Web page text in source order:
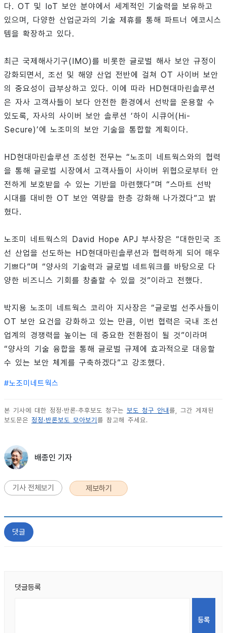
다. OT 및 IoT 보안 분야에서 세계적인 기술력을 보유하고
있으며, 다양한 산업군과의 기술 제휴를 통해 파트너 에코시스
템을 확장하고 있다.
최근 국제해사기구(IMO)를 비롯한 글로벌 해사 보안 규정이
강화되면서, 조선 및 해양 산업 전반에 걸쳐 OT 사이버 보안
의 중요성이 급부상하고 있다. 이에 따라 HD현대마린솔루션
은 자사 고객사들이 보다 안전한 환경에서 선박을 운용할 수
있도록, 자사의 사이버 보안 솔루션 ‘하이 시큐어(Hi-
Secure)’에 노조미의 보안 기술을 통합할 계획이다.
HD현대마린솔루션 조성헌 전무는 “노조미 네트웍스와의 협력
을 통해 글로벌 시장에서 고객사들이 사이버 위협으로부터 안
전하게 보호받을 수 있는 기반을 마련했다”며 “스마트 선박
시대를 대비한 OT 보안 역량을 한층 강화해 나가겠다”고 밝
혔다.
노조미 네트웍스의 David Hope APJ 부사장은 “대한민국 조
선 산업을 선도하는 HD현대마린솔루션과 협력하게 되어 매우
기쁘다”며 “양사의 기술력과 글로벌 네트워크를 바탕으로 다
양한 비즈니스 기회를 창출할 수 있을 것”이라고 전했다.
박지용 노조미 네트웍스 코리아 지사장은 “글로벌 선주사들이
OT 보안 요건을 강화하고 있는 만큼, 이번 협력은 국내 조선
업계의 경쟁력을 높이는 데 중요한 전환점이 될 것”이라며
“양사의 기술 융합을 통해 글로벌 규제에 효과적으로 대응할
수 있는 보안 체계를 구축하겠다”고 강조했다.
#노조미네트웍스
본 기사에 대한 정정·반론·추후보도 청구는 보도 청구 안내 를, 그간 게재된
보도문은 정정·반론보도 모아보기 를 참고해 주세요.
배종인 기자
기사 전체보기 제보하기
댓글
댓글등록